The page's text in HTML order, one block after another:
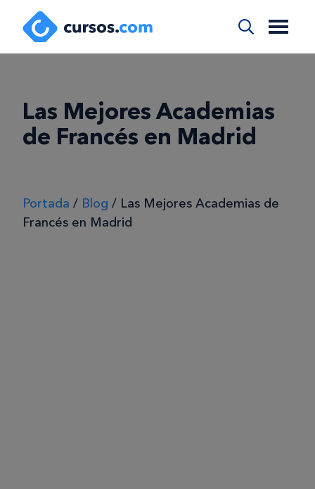
Las Mejores Academias
de Francés en Madrid
Portada / Blog / Las Mejores Academias de
Francés en Madrid